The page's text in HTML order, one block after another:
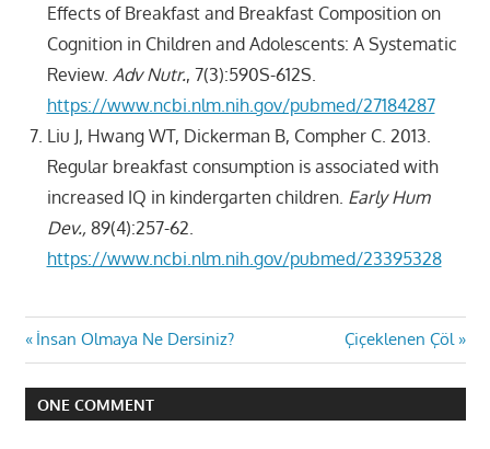
Effects of Breakfast and Breakfast Composition on
Cognition in Children and Adolescents: A Systematic
Review. Adv Nutr., 7(3):590S-612S.
https://www.ncbi.nlm.nih.gov/pubmed/27184287
Liu J, Hwang WT, Dickerman B, Compher C. 2013.
Regular breakfast consumption is associated with
increased IQ in kindergarten children. Early Hum
Dev., 89(4):257-62.
https://www.ncbi.nlm.nih.gov/pubmed/23395328
Yazı
gezinmesi
Previous
Post:
İnsan Olmaya Ne Dersiniz?
Next
Post:
Çiçeklenen Çöl
ONE COMMENT